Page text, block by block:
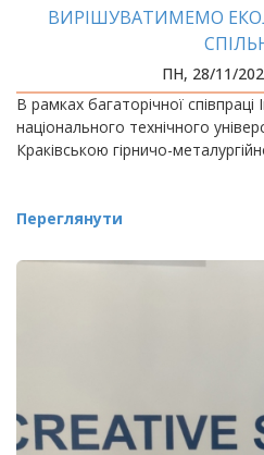
ВИРІШУВАТИМЕМО
ПН, 28/11/
В рамках багаторічної співпраці
національного технічного
Краківською гірничо-
Переглянути